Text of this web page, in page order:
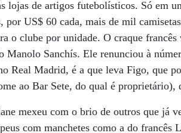
lojas de artigos futebolísticos. Só em
por US$ 60 cada, mais de mil
o clube por unidade. O craque
Sanchís. Ele renunciou à
Real Madrid, é a que leva Figo, que
ao Bar Sete, do qual é proprietário),
mexeu com o brio de outros que já
com manchetes como a do francês